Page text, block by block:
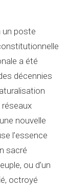
un poste
a été
décennies
nouvelle
l’essence
sacré
ou d’un
octroyé